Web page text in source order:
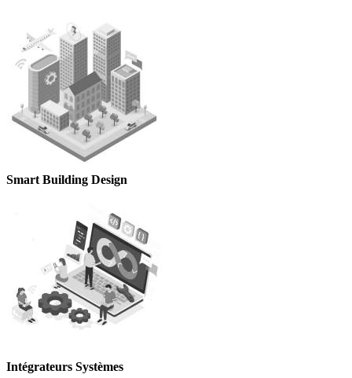
Smart Building Design
Intégrateurs Systèmes